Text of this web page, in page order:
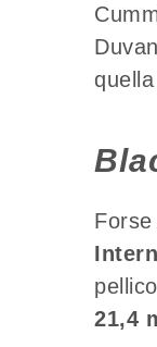
21,4